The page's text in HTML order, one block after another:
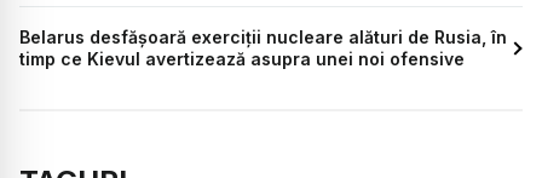
Belarus desfășoară exerciții nucleare alături de Rusia, în
timp ce Kievul avertizează asupra unei noi ofensive